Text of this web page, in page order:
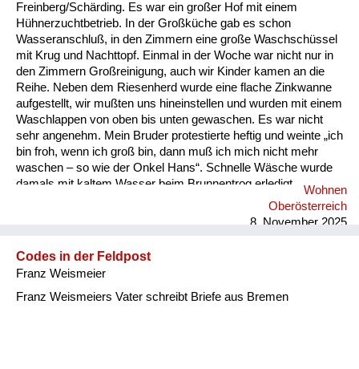
Freinberg/Schärding. Es war ein großer Hof mit einem
Hühnerzuchtbetrieb. In der Großküche gab es schon
Wasseranschluß, in den Zimmern eine große Waschschüssel
mit Krug und Nachttopf. Einmal in der Woche war nicht nur in
den Zimmern Großreinigung, auch wir Kinder kamen an die
Reihe. Neben dem Riesenherd wurde eine flache Zinkwanne
aufgestellt, wir mußten uns hineinstellen und wurden mit einem
Waschlappen von oben bis unten gewaschen. Es war nicht
sehr angenehm. Mein Bruder protestierte heftig und weinte „ich
bin froh, wenn ich groß bin, dann muß ich mich nicht mehr
waschen – so wie der Onkel Hans“. Schnelle Wäsche wurde
damals mit kaltem Wasser beim Brunnentrog erledigt.
Ansonsten im Zimmer mit warmen Wasser, das in der Küche
vom seitlich eingebauten Wasserbecken geholt wurde. Ich
Menschen am Ho...
Wohnen
Oberösterreich
8. November 2025
Codes in der Feldpost
Franz Weismeier
Franz Weismeiers Vater schreibt Briefe aus Bremen